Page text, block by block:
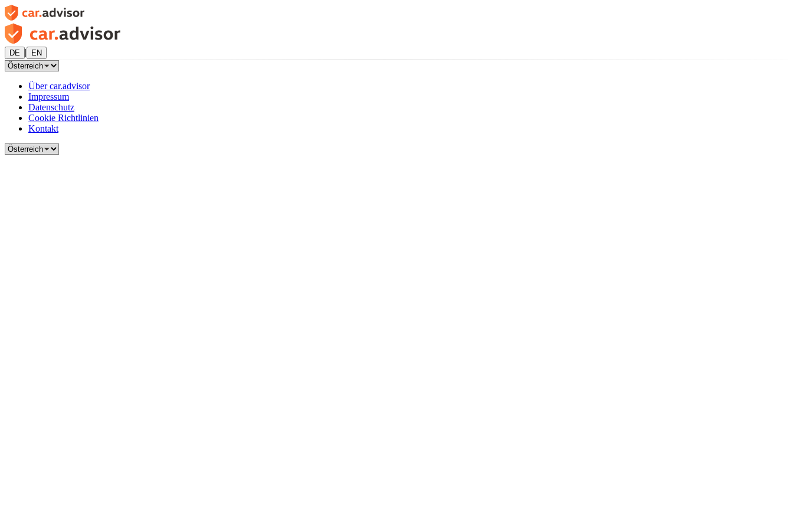
DE | EN
Über car.advisor
Impressum
Datenschutz
Cookie Richtlinien
Kontakt